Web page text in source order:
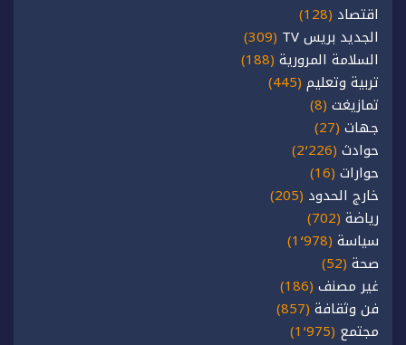
اقتصاد (128)
الجديد بريس TV
(309)
السلامة المرورية (188)
تربية وتعليم (445)
تمازيغت (8)
جهات (27)
حوادث (2٬226)
حوارات (16)
خارج الحدود (205)
رياضة (702)
سياسة (1٬978)
صحة (52)
غير مصنف (186)
فن وثقافة (857)
مجتمع (1٬975)